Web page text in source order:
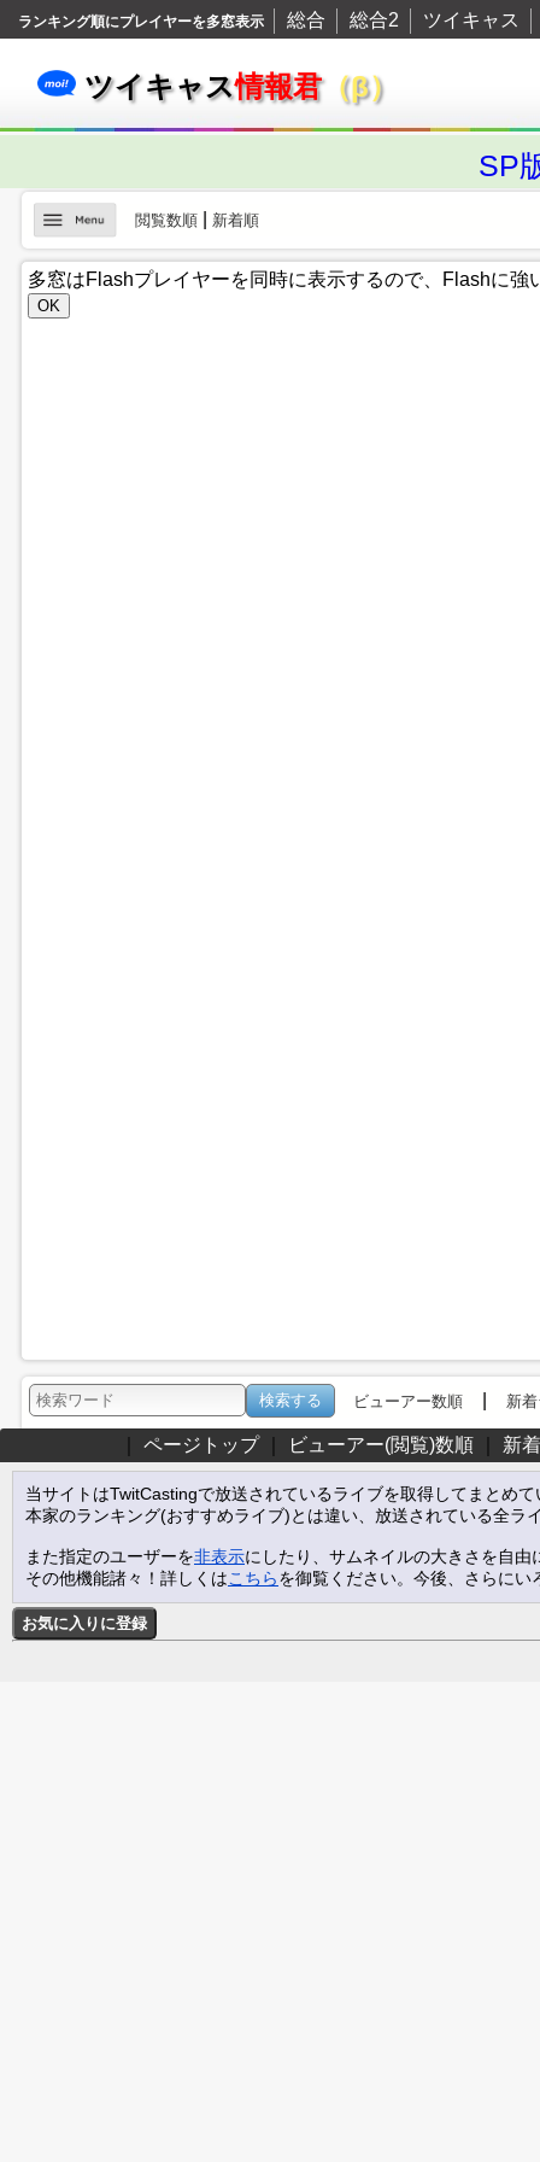
ランキング順にプレイヤーを多窓表示 総合 総合2 ツイキャス
ツイキャス情報君（β）
SP
閲覧数順| 新着順
多窓はFlashプレイヤーを同時に表示するので、Flashに
ビューアー数順| 新
ページトップ｜ ビューアー(閲覧)数順｜ 新
当サイトはTwitCastingで放送されているライブを取得してまとめ
本家のランキング(おすすめライブ)とは違い、放送されている全ラ
また指定のユーザーを非表示にしたり、サムネイルの大きさを自
その他機能諸々！詳しくはこちらを御覧ください。今後、さらに